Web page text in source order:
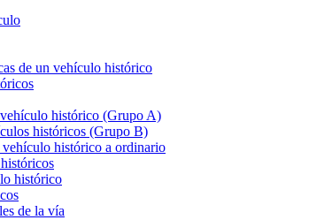
de un vehículo histórico
histórico (Grupo A)
históricos (Grupo B)
histórico a ordinario
histórico
de la vía